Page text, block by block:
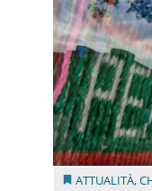
ATTUALITÀ,